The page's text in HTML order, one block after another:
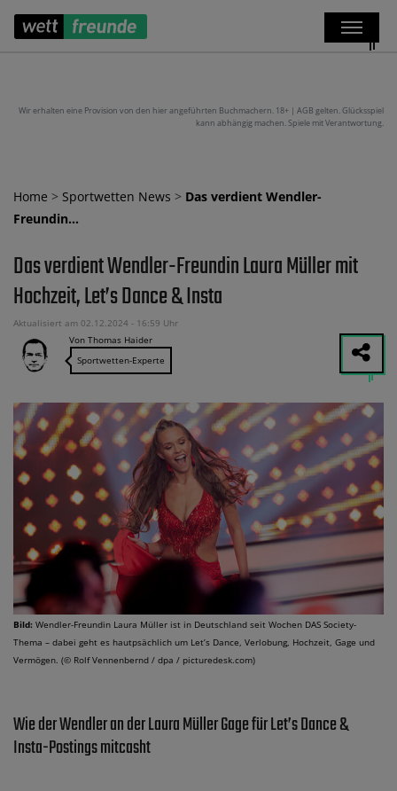
Wir erhalten eine Provision von den hier angeführten Buchmachern. 18+ | AGB gelten. Glücksspiel
kann abhängig machen. Spiele mit Verantwortung.
Home > Sportwetten News > Das verdient Wendler-
Freundin…
Das verdient Wendler-Freundin Laura Müller mit
Hochzeit, Let’s Dance & Insta
Aktualisiert am 02.12.2024 - 16:59 Uhr
Von Thomas Haider
Sportwetten-Experte
Bild: Wendler-Freundin Laura Müller ist in Deutschland seit Wochen DAS Society-
Thema – dabei geht es hautpsächlich um Let’s Dance, Verlobung, Hochzeit, Gage und
Vermögen. (© Rolf Vennenbernd / dpa / picturedesk.com)
Wie der Wendler an der Laura Müller Gage für Let’s Dance &
Insta-Postings mitcasht